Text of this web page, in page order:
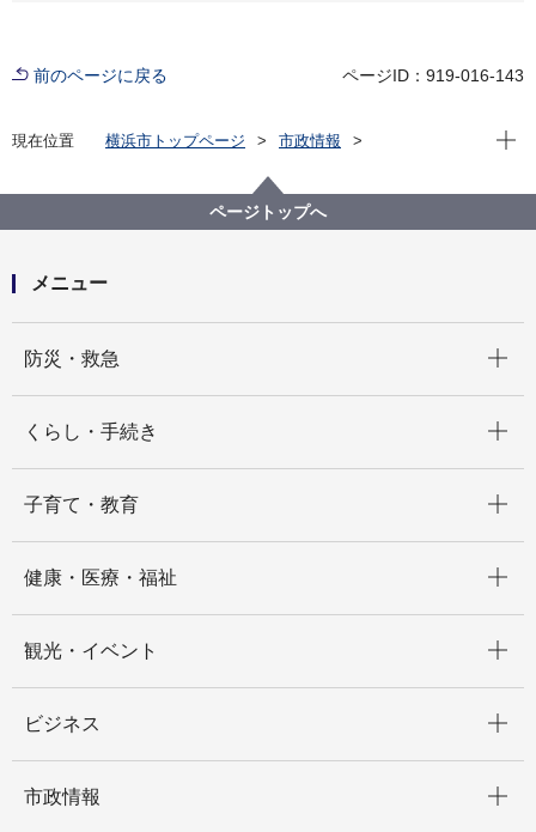
前のページに戻る ページID：919-016-143
現在位置 横浜市トップページ
市政情報
こども青少年局の紹介
こども青少年局の組織と業務
こども青少年局 こども施設整備課
現在
ページトップへ
メニュー
防災・救急
くらし・手続き
子育て・教育
健康・医療・福祉
観光・イベント
ビジネス
市政情報